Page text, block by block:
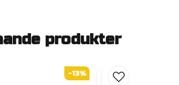
produkter
-13%